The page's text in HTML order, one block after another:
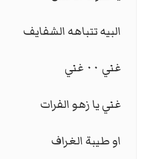
البيه تتباهه الشفايف
غني ٠٠ غني
غني يا زهو الفرات
او طيبة الغراف